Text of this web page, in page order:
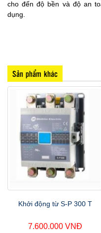
cho đến độ bền và độ an
dụng.
Sản phẩm khác
Khởi động từ S-P 300 T
7.600.000 VNĐ